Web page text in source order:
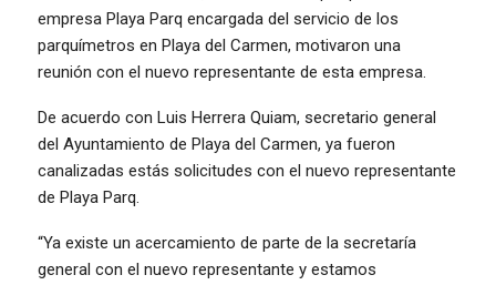
empresa Playa Parq encargada del servicio de los
parquímetros en Playa del Carmen, motivaron una
reunión con el nuevo representante de esta empresa.
De acuerdo con Luis Herrera Quiam, secretario general
del Ayuntamiento de Playa del Carmen, ya fueron
canalizadas estás solicitudes con el nuevo representante
de Playa Parq.
“Ya existe un acercamiento de parte de la secretaría
general con el nuevo representante y estamos